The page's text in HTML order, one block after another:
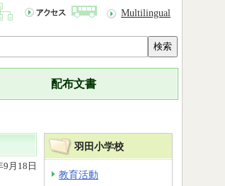
Multilingual
検索
配布文書
9月18日
羽田小学校
教育活動